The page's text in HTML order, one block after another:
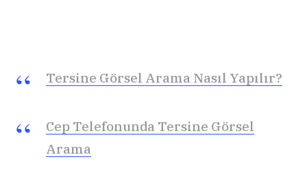
Tersine Görsel Arama Nasıl Yapılır?
Cep Telefonunda Tersine Görsel
Arama